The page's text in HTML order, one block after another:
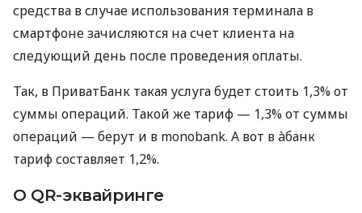
средства в случае использования терминала в
смартфоне зачисляются на счет клиента на
следующий день после проведения оплаты.
Так, в ПриватБанк такая услуга будет стоить 1,3% от
суммы операций. Такой же тариф — 1,3% от суммы
операций — берут и в monobank. А вот в àбанк
тариф составляет 1,2%.
О QR-эквайринге